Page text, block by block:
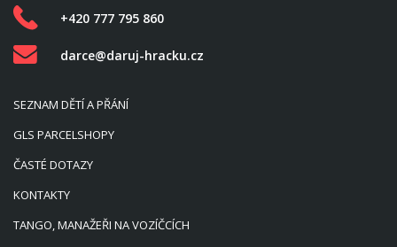
+420 777 795 860
darce@daruj-hracku.cz
SEZNAM DĚTÍ A PŘÁNÍ
GLS PARCELSHOPY
ČASTÉ DOTAZY
KONTAKTY
TANGO, MANAŽEŘI NA VOZÍČCÍCH